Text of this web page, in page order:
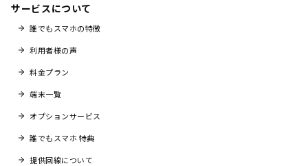
サービスについて
誰でもスマホの特徴
利用者様の声
料金プラン
端末一覧
オプションサービス
誰でもスマホ 特典
提供回線について